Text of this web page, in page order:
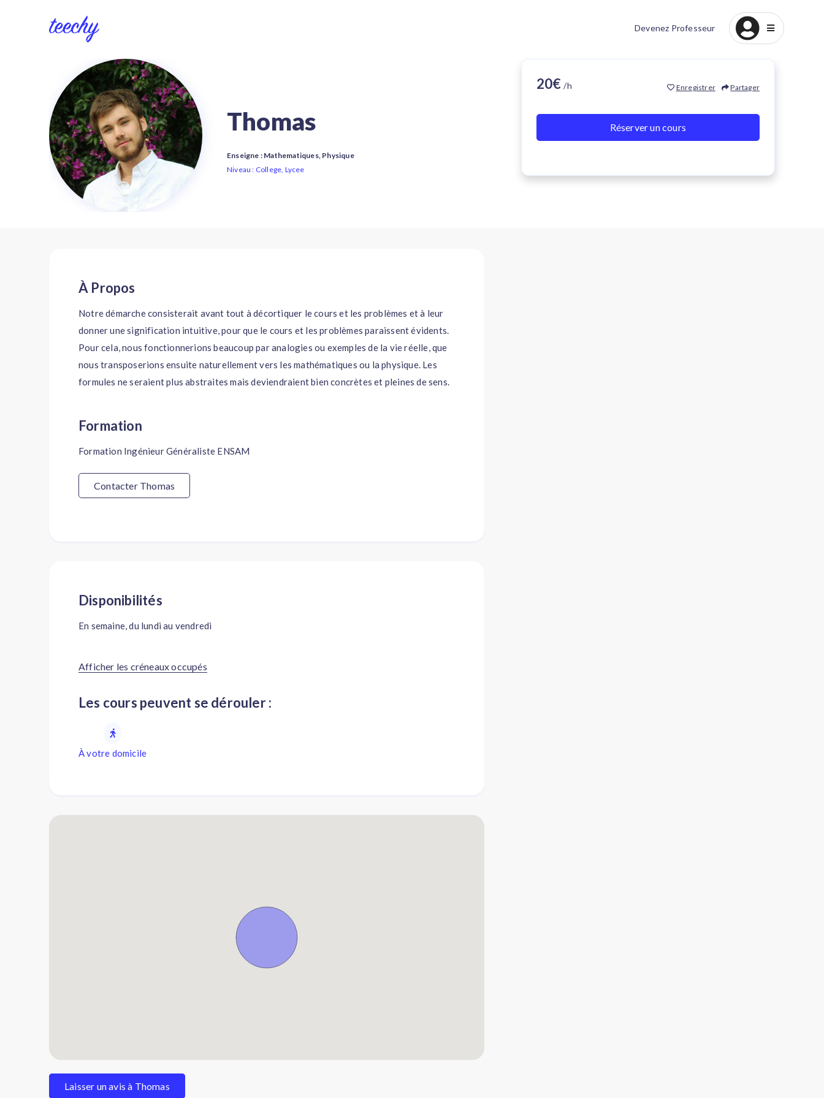
Devenez Professeur
Thomas
Enseigne : Mathematiques, Physique
Niveau : College, Lycee
À Propos
Notre démarche consisterait avant tout à décortiquer le cours et les problèmes et à leur
donner une signification intuitive, pour que le cours et les problèmes paraissent évidents.
Pour cela, nous fonctionnerions beaucoup par analogies ou exemples de la vie réelle, que
nous transposerions ensuite naturellement vers les mathématiques ou la physique. Les
formules ne seraient plus abstraites mais deviendraient bien concrètes et pleines de sens.
Formation
Formation Ingénieur Généraliste ENSAM
Contacter Thomas
Disponibilités
En semaine, du lundi au vendredi
Afficher les créneaux occupés
Les cours peuvent se dérouler :
À votre domicile
Laisser un avis à Thomas
20€/h Enregistrer Partager
Réserver un cours